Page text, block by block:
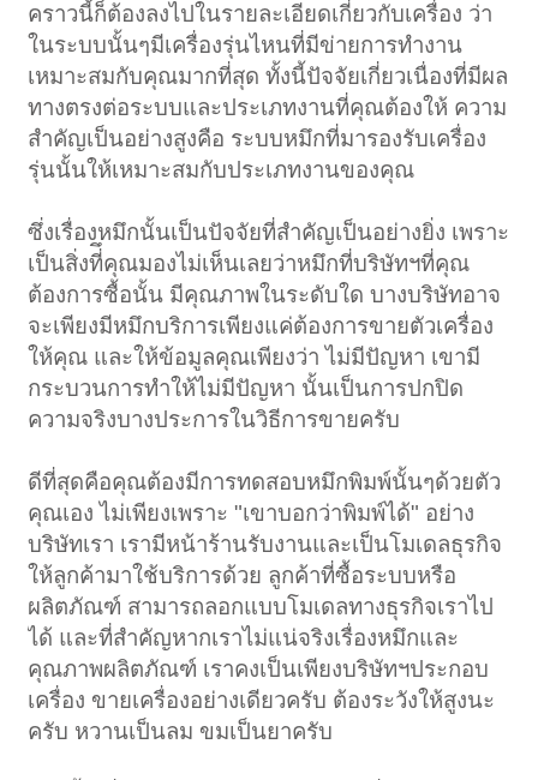
คราวนี้ก็ต้องลงไปในรายละเอียดเกี่ยวกับเครื่อง ว่า
ในระบบนั้นๆมีเครื่องรุ่นไหนที่มีข่ายการทำงาน
เหมาะสมกับคุณมากที่สุด ทั้งนี้ปัจจัยเกี่ยวเนื่องที่มีผล
ทางตรงต่อระบบและประเภทงานที่คุณต้องให้ ความ
สำคัญเป็นอย่างสูงคือ ระบบหมึกที่มารองรับเครื่อง
รุ่นนั้นให้เหมาะสมกับประเภทงานของคุณ
ซึ่งเรื่องหมึกนั้นเป็นปัจจัยที่สำคัญเป็นอย่างยิ่ง เพราะ
เป็นสิ่งที่ึคุณมองไม่เห็นเลยว่าหมึกที่บริษัทฯที่คุณ
ต้องการซื้อนั้น มีคุณภาพในระดับใด บางบริษัทอาจ
จะเพียงมีหมึกบริการเพียงแค่ต้องการขายตัวเครื่อง
ให้คุณ และให้ข้อมูลคุณเพียงว่า ไม่มีปัญหา เขามี
กระบวนการทำให้ไม่มีปัญหา นั้นเป็นการปกปิด
ความจริงบางประการในวิธีการขายครับ
ดีที่สุดคือคุณต้องมีการทดสอบหมึกพิมพ์นั้นๆด้วยตัว
คุณเอง ไม่เพียงเพราะ "เขาบอกว่าพิมพ์ได้" อย่าง
บริษัทเรา เรามีหน้าร้านรับงานและเป็นโมเดลธุรกิจ
ให้ลูกค้ามาใช้บริการด้วย ลูกค้าที่ซื้อระบบหรือ
ผลิตภัณฑ์ สามารถลอกแบบโมเดลทางธุรกิจเราไป
ได้ และที่สำคัญหากเราไม่แน่จริงเรื่องหมึกและ
คุณภาพผลิตภัณฑ์ เราคงเป็นเพียงบริษัทฯประกอบ
เครื่อง ขายเครื่องอย่างเดียวครับ ต้องระวังให้สูงนะ
ครับ หวานเป็นลม ขมเป็นยาครับ